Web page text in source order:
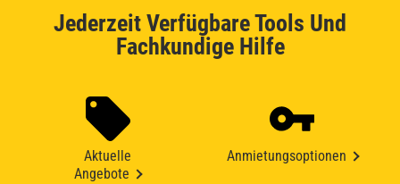
Jederzeit Verfügbare Tools Und
Fachkundige Hilfe
Aktuelle
Angebote
Anmietungsoptionen